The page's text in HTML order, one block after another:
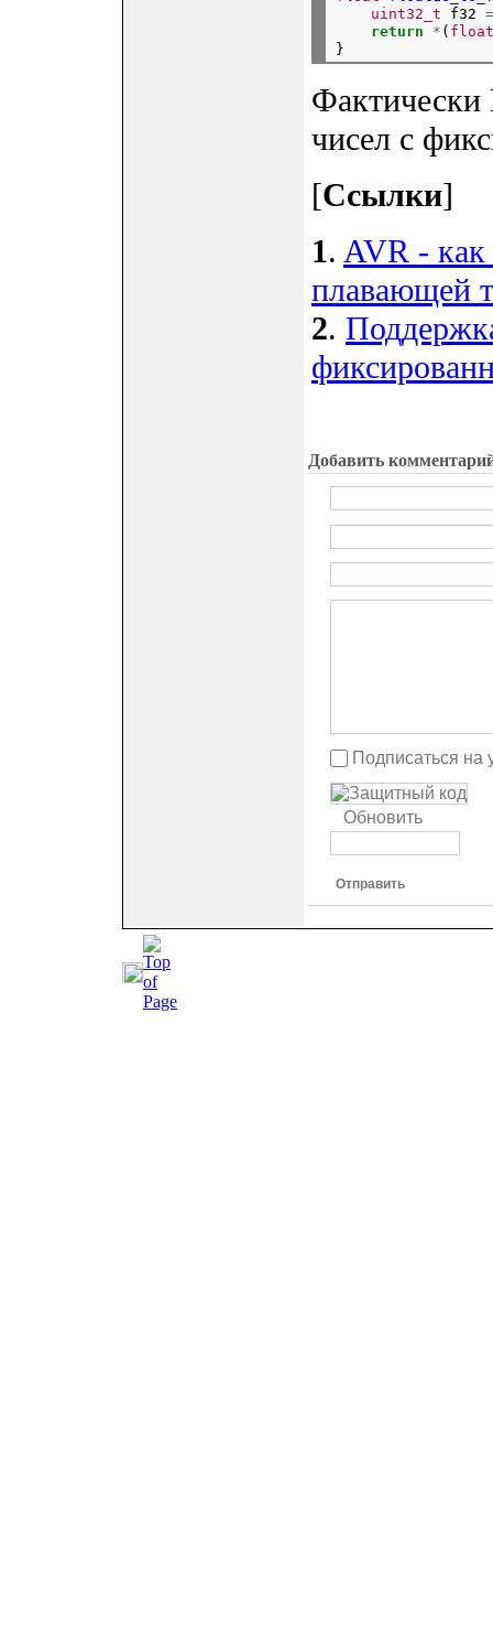
uint32_t
f32
return
* (
Фактически
чисел с
[Ссылки]
1. AVR - как
плавающей
2.
Добавить
Подписаться
Обновить
Отправить